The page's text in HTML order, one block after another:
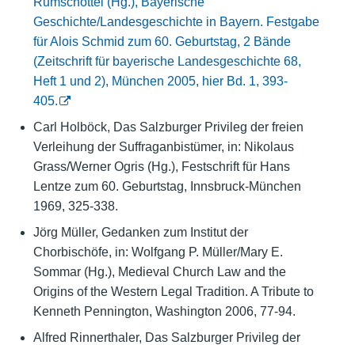
Geschichte/Landesgeschichte in Bayern. Festgabe
für Alois Schmid zum 60. Geburtstag, 2 Bände
(Zeitschrift für bayerische Landesgeschichte 68,
Heft 1 und 2), München 2005, hier Bd. 1, 393-
405.
Carl Holböck, Das Salzburger Privileg der freien
Verleihung der Suffraganbistümer, in: Nikolaus
Grass/Werner Ogris (Hg.), Festschrift für Hans
Lentze zum 60. Geburtstag, Innsbruck-München
1969, 325-338.
Jörg Müller, Gedanken zum Institut der
Chorbischöfe, in: Wolfgang P. Müller/Mary E.
Sommar (Hg.), Medieval Church Law and the
Origins of the Western Legal Tradition. A Tribute to
Kenneth Pennington, Washington 2006, 77-94.
Alfred Rinnerthaler, Das Salzburger Privileg der